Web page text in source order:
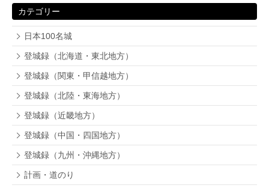
カテゴリー
日本100名城
登城録（北海道・東北地方）
登城録（関東・甲信越地方）
登城録（北陸・東海地方）
登城録（近畿地方）
登城録（中国・四国地方）
登城録（九州・沖縄地方）
計画・道のり